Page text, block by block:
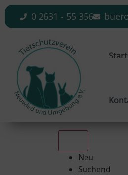
0 2631 - 55 356
Neu
Suchend